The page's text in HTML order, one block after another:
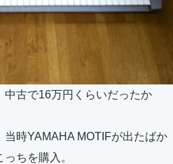
中古で16万円くらいだったか
時YAMAHA MOTIFが出たばか
ちを購入。